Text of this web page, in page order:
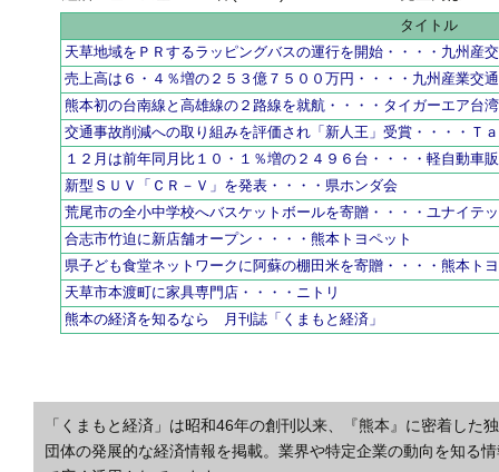
タイトル
天草地域をＰＲするラッピングバスの運行を開始・・・・九州産
売上高は６・４％増の２５３億７５００万円・・・・九州産業交
熊本初の台南線と高雄線の２路線を就航・・・・タイガーエア台湾
交通事故削減への取り組みを評価され「新人王」受賞・・・・Ｔ
１２月は前年同月比１０・１％増の２４９６台・・・・軽自動車
新型ＳＵＶ「ＣＲ－Ｖ」を発表・・・・県ホンダ会
荒尾市の全小中学校へバスケットボールを寄贈・・・・ユナイテ
合志市竹迫に新店舗オープン・・・・熊本トヨペット
県子ども食堂ネットワークに阿蘇の棚田米を寄贈・・・・熊本ト
天草市本渡町に家具専門店・・・・ニトリ
熊本の経済を知るなら 月刊誌「くまもと経済」
「くまもと経済」は昭和46年の創刊以来、『熊本』に密着し
団体の発展的な経済情報を掲載。業界や特定企業の動向を知る